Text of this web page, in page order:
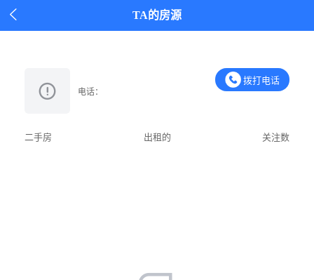
 TA的房源
电话：
拨打电话
二手房 出租的 关注数